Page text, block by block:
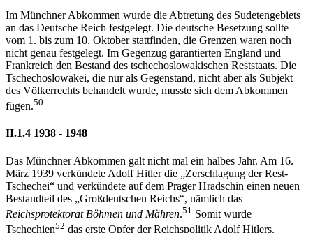
Im Münchner Abkommen wurde die Abtretung des Sudetengebiets
an das Deutsche Reich festgelegt. Die deutsche Besetzung sollte
vom 1. bis zum 10. Oktober stattfinden, die Grenzen waren noch
nicht genau festgelegt. Im Gegenzug garantierten England und
Frankreich den Bestand des tschechoslowakischen Reststaats. Die
Tschechoslowakei, die nur als Gegenstand, nicht aber als Subjekt
des Völkerrechts behandelt wurde, musste sich dem Abkommen
fügen.50
II.1.4 1938 - 1948
Das Münchner Abkommen galt nicht mal ein halbes Jahr. Am 16.
März 1939 verkündete Adolf Hitler die „Zerschlagung der Rest-
Tschechei“ und verkündete auf dem Prager Hradschin einen neuen
Bestandteil des „Großdeutschen Reichs“, nämlich das
Reichsprotektorat Böhmen und Mähren.51 Somit wurde
Tschechien52 das erste Opfer der Reichspolitik Adolf Hitlers.